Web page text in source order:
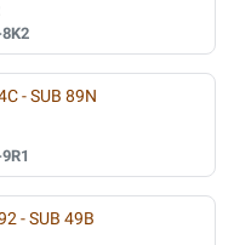
- SUB 89N
- SUB 49B